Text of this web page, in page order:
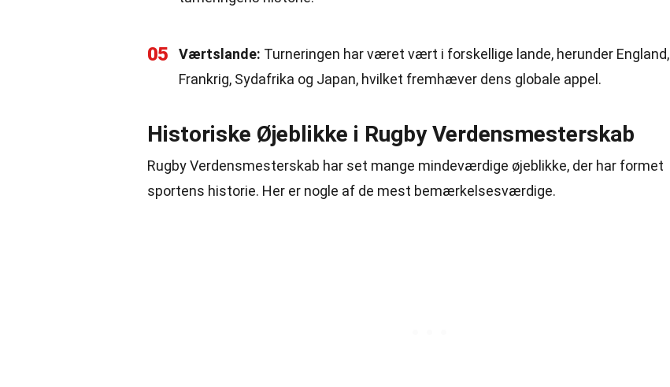
05 Værtslande: Turneringen har været vært i forskellige lande, herunder England,
Frankrig, Sydafrika og Japan, hvilket fremhæver dens globale appel.
Historiske Øjeblikke i Rugby Verdensmesterskab
Rugby Verdensmesterskab har set mange mindeværdige øjeblikke, der har formet
sportens historie. Her er nogle af de mest bemærkelsesværdige.